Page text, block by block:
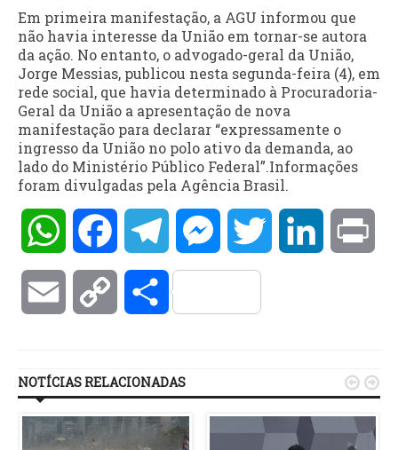
Em primeira manifestação, a AGU informou que
não havia interesse da União em tornar-se autora
da ação. No entanto, o advogado-geral da União,
Jorge Messias, publicou nesta segunda-feira (4), em
rede social, que havia determinado à Procuradoria-
Geral da União a apresentação de nova
manifestação para declarar “expressamente o
ingresso da União no polo ativo da demanda, ao
lado do Ministério Público Federal”.Informações
foram divulgadas pela Agência Brasil.
WhatsAppFacebookTelegramMessengerTwitter LinkedIn
Email Copy Compartilhar
NOTÍCIAS RELACIONADAS  